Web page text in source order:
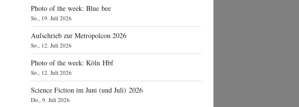
Photo of the week: Blue bee
So., 19. Juli 2026
Aufschrieb zur Metropolcon 2026
So., 12. Juli 2026
Photo of the week: Köln Hbf
So., 12. Juli 2026
Science Fiction im Juni (und Juli) 2026
Do., 9. Juli 2026